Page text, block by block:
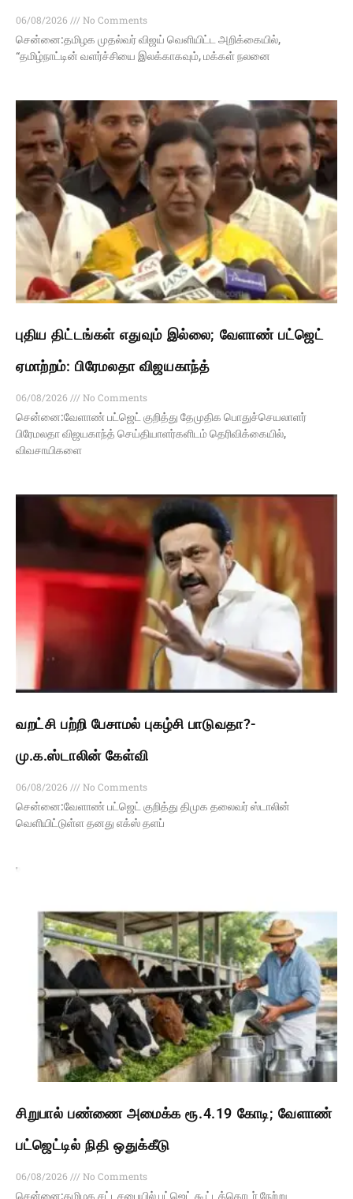
06/08/2026
No Comments
சென்னை:தமிழக முதல்வர் விஜய் வெளியிட்ட அறிக்கையில்,
“தமிழ்நாட்டின் வளர்ச்சியை இலக்காகவும், மக்கள் நலனை
புதிய திட்டங்கள் எதுவும் இல்லை; வேளாண் பட்ஜெட்
ஏமாற்றம்: பிரேமலதா விஜயகாந்த்
06/08/2026
No Comments
சென்னை:வேளாண் பட்ஜெட் குறித்து தேமுதிக பொதுச்செயலாளர்
பிரேமலதா விஜயகாந்த் செய்தியாளர்களிடம் தெரிவிக்கையில்,
விவசாயிகளை
வறட்சி பற்றி பேசாமல் புகழ்சி பாடுவதா?-
மு.க.ஸ்டாலின் கேள்வி
06/08/2026
No Comments
சென்னை:வேளாண் பட்ஜெட் குறித்து திமுக தலைவர் ஸ்டாலின்
வெளியிட்டுள்ள தனது எக்ஸ் தளப்
சிறுபால் பண்ணை அமைக்க ரூ.4.19 கோடி; வேளாண்
பட்ஜெட்டில் நிதி ஒதுக்கீடு
06/08/2026
No Comments
சென்னை:தமிழக சட்டசபையில் பட்ஜெட் கூட்டத்தொடர் நேற்று